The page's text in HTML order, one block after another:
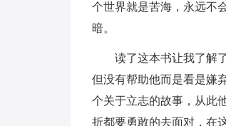
个世界就是苦海，永远不
暗。
读了这本书让我了解
但没有帮助他而是看是嫌
个关于立志的故事，从此
折都要勇敢的去面对，在